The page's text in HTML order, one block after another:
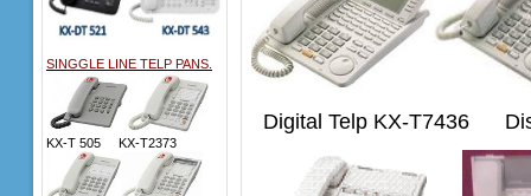
SINGGLE LINE TELP PANS.
KX-T 505 KX-T2373
Digital Telp KX-T7436